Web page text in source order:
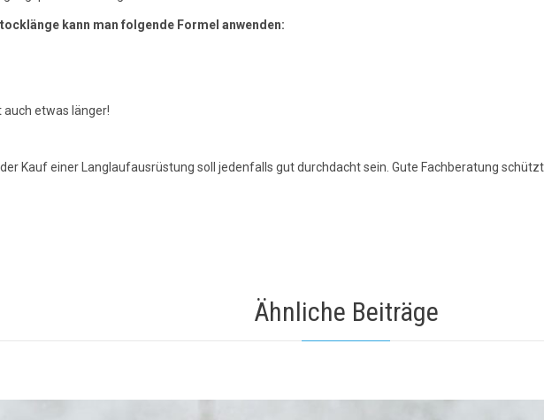
kann man folgende Formel anwenden:
etwas länger!
Kauf einer Langlaufausrüstung soll jedenfalls gut durchdacht sein. Gute Fachberatung
Ähnliche Beiträge